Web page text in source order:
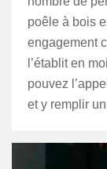
poêle à bois
engagement
l’établit en
pouvez
et y remplir